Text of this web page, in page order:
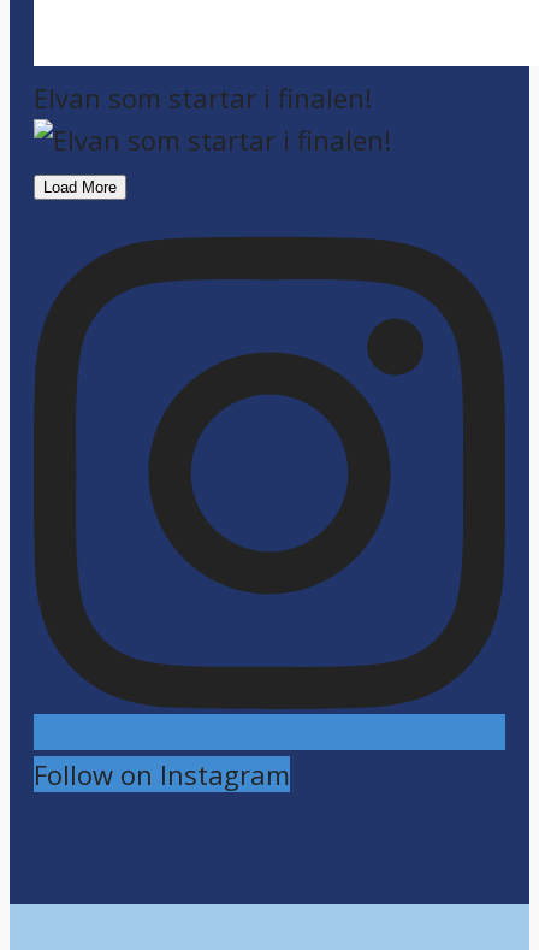
Elvan som startar i finalen!
Load More
Follow on Instagram